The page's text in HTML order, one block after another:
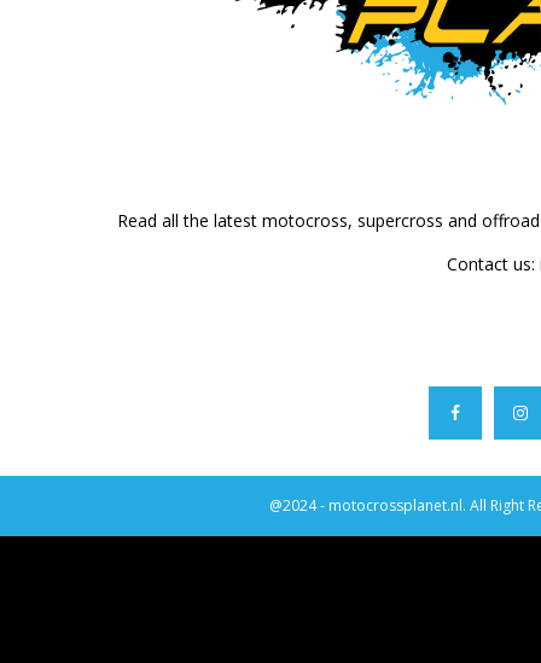
Read all the latest motocross, supercross and
Contact us:
@2024 - motocrossplanet.nl. All Right